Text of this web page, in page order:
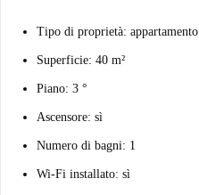
Tipo di proprietà: appartamento
Superficie: 40 m²
Piano: 3 °
Ascensore: sì
Numero di bagni: 1
Wi-Fi installato: sì